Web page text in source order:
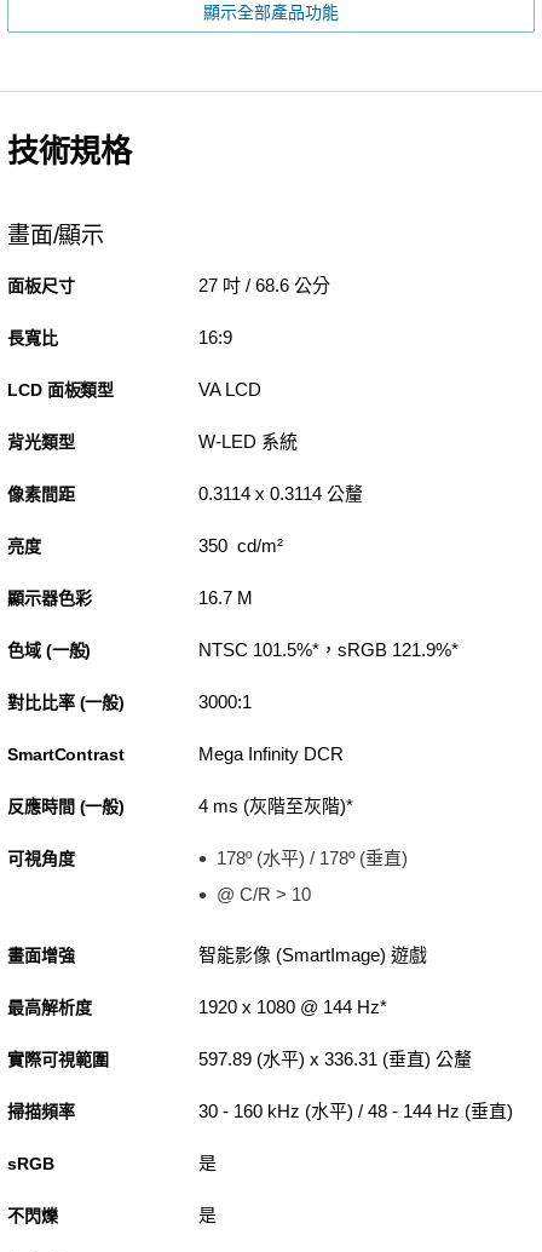
顯示全部產品功能
技術規格
畫面/顯示
面板尺寸 27 吋 / 68.6 公分
長寬比 16:9
LCD 面板類型 VA LCD
背光類型 W-LED 系統
像素間距 0.3114 x 0.3114 公釐
亮度 350 cd/m²
顯示器色彩 16.7 M
色域 (一般) NTSC 101.5%*，sRGB 121.9%*
對比比率 (一般) 3000:1
SmartContrast Mega Infinity DCR
反應時間 (一般) 4 ms (灰階至灰階)*
可視角度
178º (水平) / 178º (垂直)
@ C/R > 10
畫面增強 智能影像 (SmartImage) 遊戲
最高解析度 1920 x 1080 @ 144 Hz*
實際可視範圍 597.89 (水平) x 336.31 (垂直) 公釐
掃描頻率 30 - 160 kHz (水平) / 48 - 144 Hz (垂直)
sRGB 是
不閃爍 是